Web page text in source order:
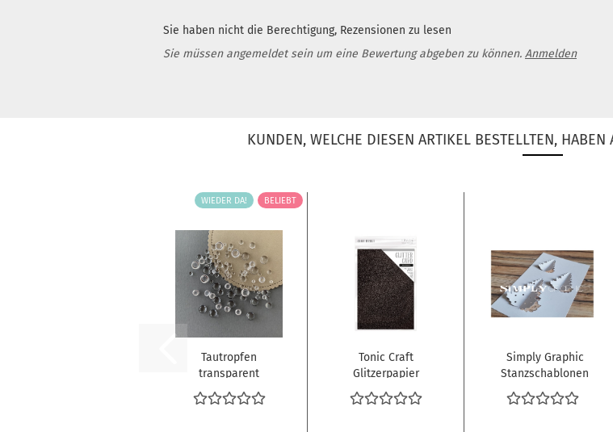
Sie haben nicht die Berechtigung, Rezensionen zu lesen
Sie müssen angemeldet sein um eine Bewertung abgeben zu können. Anmelden
KUNDEN, WELCHE DIESEN ARTIKEL BESTELLTEN, HABEN
WIEDER DA! BELIEBT
Tautropfen
transparent
Droplets 3mm
bis 5mm...
Tonic Craft
Glitzerpapier
Black
Sapphire...
Simply Graphic
Stanzschablonen
Sapins à
soulever...